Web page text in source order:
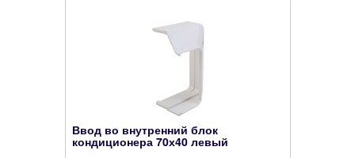
Ввод во внутренний блок
кондиционера 70х40 левый